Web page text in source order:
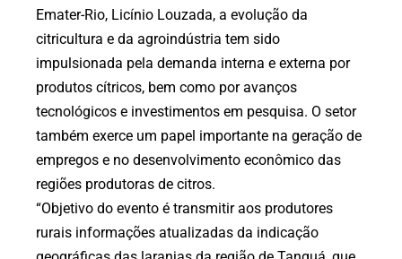
Emater-Rio, Licínio Louzada, a evolução da
citricultura e da agroindústria tem sido
impulsionada pela demanda interna e externa por
produtos cítricos, bem como por avanços
tecnológicos e investimentos em pesquisa. O setor
também exerce um papel importante na geração de
empregos e no desenvolvimento econômico das
regiões produtoras de citros.
“Objetivo do evento é transmitir aos produtores
rurais informações atualizadas da indicação